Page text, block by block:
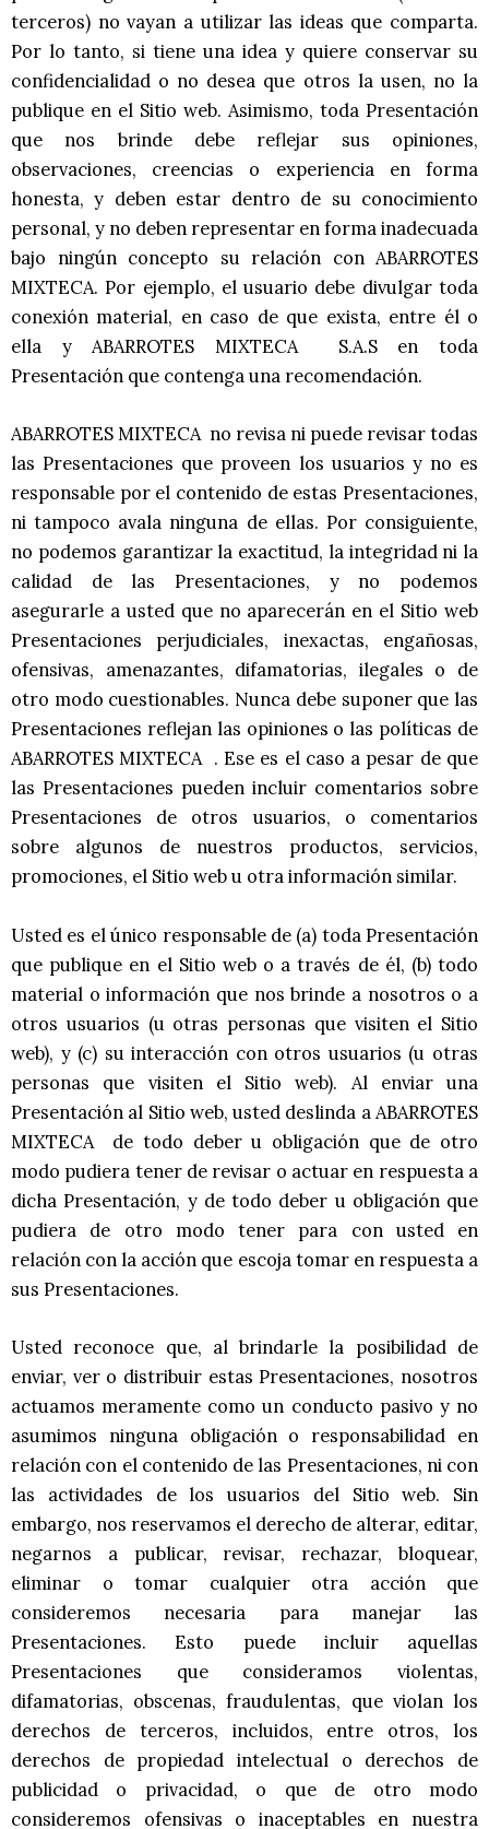
terceros) no vayan a utilizar las ideas que comparta.
Por lo tanto, si tiene una idea y quiere conservar su
confidencialidad o no desea que otros la usen, no la
publique en el Sitio web. Asimismo, toda Presentación
que nos brinde debe reflejar sus opiniones,
observaciones, creencias o experiencia en forma
honesta, y deben estar dentro de su conocimiento
personal, y no deben representar en forma inadecuada
bajo ningún concepto su relación con ABARROTES
MIXTECA. Por ejemplo, el usuario debe divulgar toda
conexión material, en caso de que exista, entre él o
ella y ABARROTES MIXTECA S.A.S en toda
Presentación que contenga una recomendación.
ABARROTES MIXTECA no revisa ni puede revisar todas
las Presentaciones que proveen los usuarios y no es
responsable por el contenido de estas Presentaciones,
ni tampoco avala ninguna de ellas. Por consiguiente,
no podemos garantizar la exactitud, la integridad ni la
calidad de las Presentaciones, y no podemos
asegurarle a usted que no aparecerán en el Sitio web
Presentaciones perjudiciales, inexactas, engañosas,
ofensivas, amenazantes, difamatorias, ilegales o de
otro modo cuestionables. Nunca debe suponer que las
Presentaciones reflejan las opiniones o las políticas de
ABARROTES MIXTECA . Ese es el caso a pesar de que
las Presentaciones pueden incluir comentarios sobre
Presentaciones de otros usuarios, o comentarios
sobre algunos de nuestros productos, servicios,
promociones, el Sitio web u otra información similar.
Usted es el único responsable de (a) toda Presentación
que publique en el Sitio web o a través de él, (b) todo
material o información que nos brinde a nosotros o a
otros usuarios (u otras personas que visiten el Sitio
web), y (c) su interacción con otros usuarios (u otras
personas que visiten el Sitio web). Al enviar una
Presentación al Sitio web, usted deslinda a ABARROTES
MIXTECA de todo deber u obligación que de otro
modo pudiera tener de revisar o actuar en respuesta a
dicha Presentación, y de todo deber u obligación que
pudiera de otro modo tener para con usted en
relación con la acción que escoja tomar en respuesta a
sus Presentaciones.
Usted reconoce que, al brindarle la posibilidad de
enviar, ver o distribuir estas Presentaciones, nosotros
actuamos meramente como un conducto pasivo y no
asumimos ninguna obligación o responsabilidad en
relación con el contenido de las Presentaciones, ni con
las actividades de los usuarios del Sitio web. Sin
embargo, nos reservamos el derecho de alterar, editar,
negarnos a publicar, revisar, rechazar, bloquear,
eliminar o tomar cualquier otra acción que
consideremos necesaria para manejar las
Presentaciones. Esto puede incluir aquellas
Presentaciones que consideramos violentas,
difamatorias, obscenas, fraudulentas, que violan los
derechos de terceros, incluidos, entre otros, los
derechos de propiedad intelectual o derechos de
publicidad o privacidad, o que de otro modo
consideremos ofensivas o inaceptables en nuestra